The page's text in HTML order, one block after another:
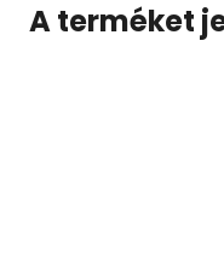
A terméket